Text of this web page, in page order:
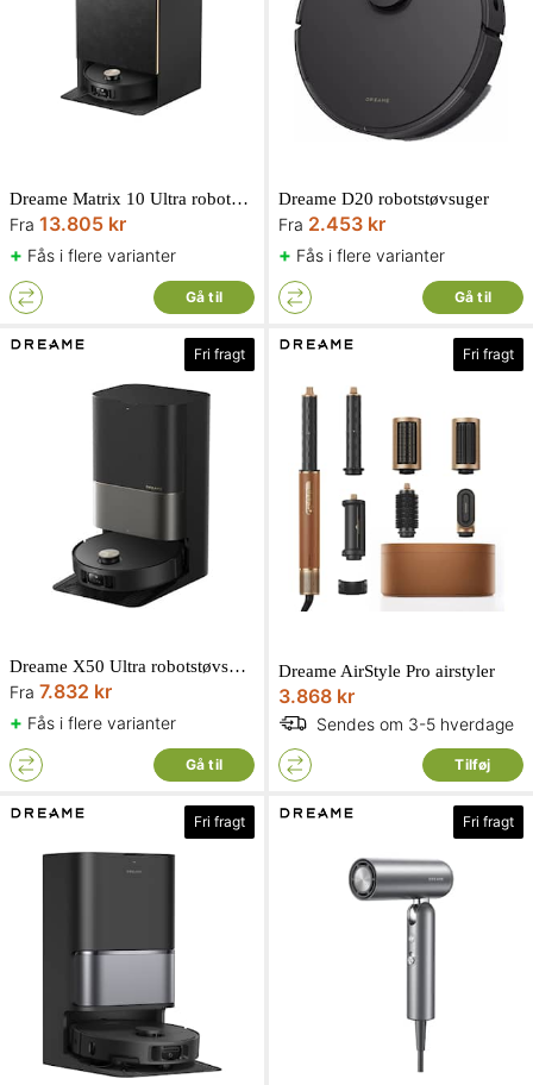
Dreame Matrix 10 Ultra robotstøvsuger
Fra 13.805 kr
+ Fås i flere varianter
Gå til
Dreame D20 robotstøvsuger
Fra 2.453 kr
+ Fås i flere varianter
Gå til
Fri fragt
Dreame X50 Ultra robotstøvsuger
Fra 7.832 kr
+ Fås i flere varianter
Gå til
Fri fragt
Dreame AirStyle Pro airstyler
3.868 kr
Sendes om 3-5 hverdage
Tilføj
Fri fragt Fri fragt